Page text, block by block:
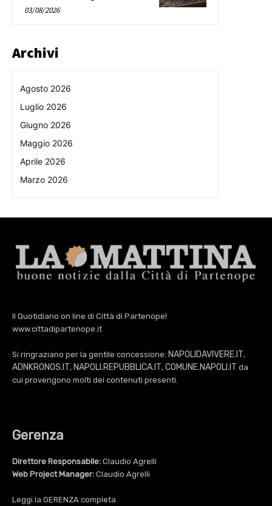
03/08/2026
Archivi
Agosto 2026
Luglio 2026
Giugno 2026
Maggio 2026
Aprile 2026
Marzo 2026
Il Quotidiano on line di Città di Partenope!
www.cittadipartenope.it
Si ringraziano per la gentile concessione: NAPOLIDAVIVERE.IT,
ADNKRONOS.IT, NAPOLI.REPUBBLICA.IT, COMUNE.NAPOLI.IT da
cui provengono molti dei contenuti presenti.
Gerenza
Direttore Responsabile: Claudio Agrelli
Web Project Manager: Claudio Agrelli
Leggi la GERENZA completa